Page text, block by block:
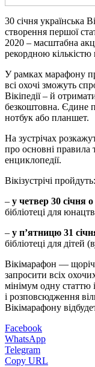
30 січня українська
створення першої
2020 – масштабна
рекордною кількістю
У рамках марафону
всі охочі зможуть
Вікіпедії – й
безкоштовна. Єдине
нотбук або планшет.
На зустрічах
про основні
енциклопедії.
Вікізустрічі пройдуть:
– у четвер 30 січня
бібліотеці для
– у п’ятницю 31
бібліотеці для дітей
Вікімарафон —
запросити всіх
мінімум одну статтю
і розповсюдження
Вікімарафону
Facebook
WhatsApp
Telegram
Copy URL